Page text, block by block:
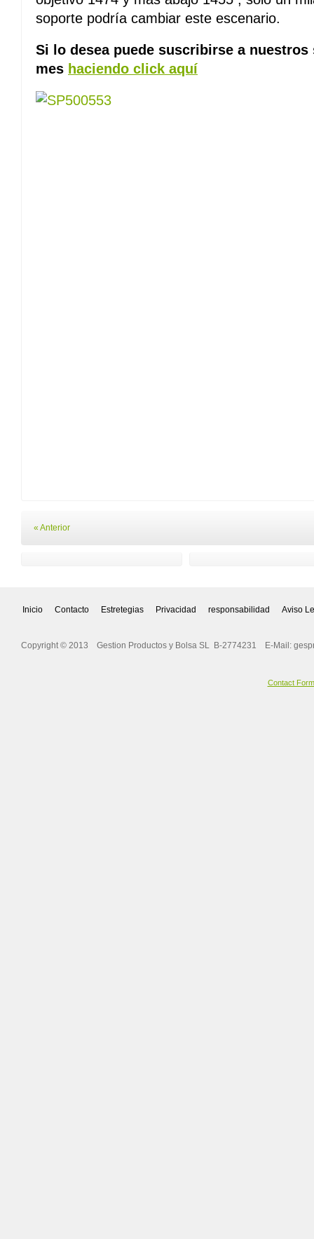
soporte podría cambiar este escenario.
Si lo desea puede suscribirse a
mes haciendo click aquí
« Anterior
Inicio Contacto Estretegias Privacidad responsabilidad Aviso
Copyright © 2013 Gestion Productos y Bolsa SL B-2774231 E-Mail:
Contact Form